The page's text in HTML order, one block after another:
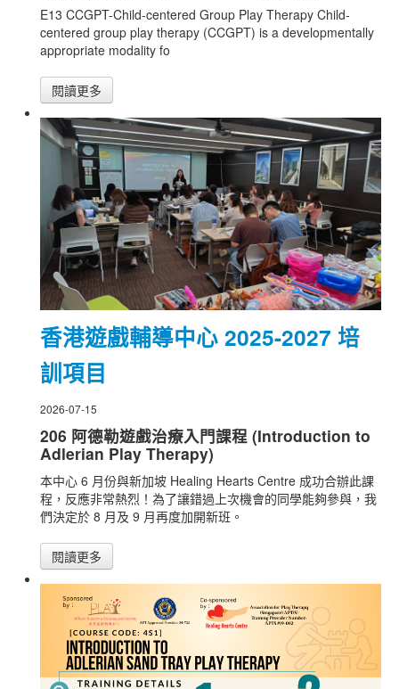
E13 CCGPT-Child-centered Group Play Therapy Child-
centered group play therapy (CCGPT) is a developmentally
appropriate modality fo
閱讀更多
香港遊戲輔導中心 2025-2027 培
訓項目
2026-07-15
206 阿德勒遊戲治療入門課程 (Introduction to
Adlerian Play Therapy)
本中心 6 月份與新加坡 Healing Hearts Centre 成功合辦此課
程，反應非常熱烈！為了讓錯過上次機會的同學能夠參與，我
們決定於 8 月及 9 月再度加開新班。
閱讀更多